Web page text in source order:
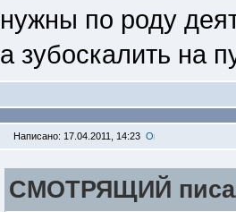
нужны по роду
а зубоскалить на
Написано: 17.04.2011, 14:23
СМОТРЯЩИЙ